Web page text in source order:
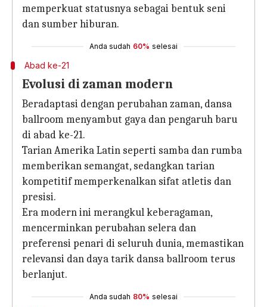
memperkuat statusnya sebagai bentuk seni
dan sumber hiburan.
Anda sudah 60% selesai
Abad ke-21
Evolusi di zaman modern
Beradaptasi dengan perubahan zaman, dansa
ballroom menyambut gaya dan pengaruh baru
di abad ke-21.
Tarian Amerika Latin seperti samba dan rumba
memberikan semangat, sedangkan tarian
kompetitif memperkenalkan sifat atletis dan
presisi.
Era modern ini merangkul keberagaman,
mencerminkan perubahan selera dan
preferensi penari di seluruh dunia, memastikan
relevansi dan daya tarik dansa ballroom terus
berlanjut.
Anda sudah 80% selesai